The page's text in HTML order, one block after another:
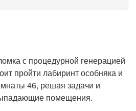
с процедурной генерацией
пройти лабиринт особняка и
46, решая задачи и
помещения.